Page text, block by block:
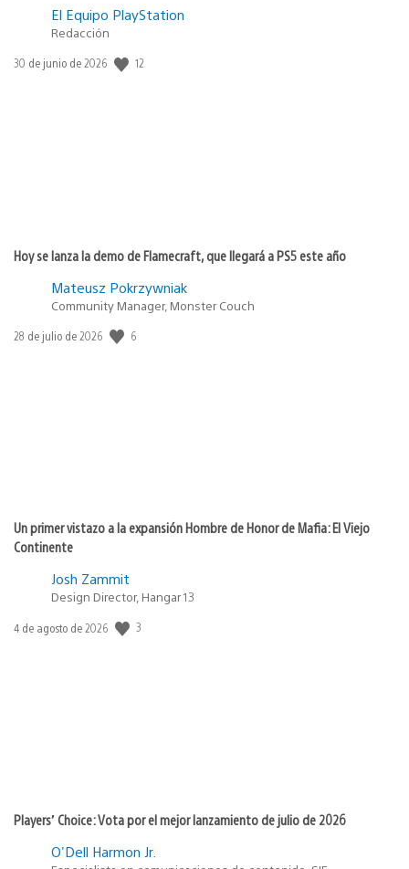
El Equipo PlayStation
Redacción
Fecha
30 de junio de 2026 12
Hoy se lanza la demo de Flamecraft, que llegará a PS5 este año
Mateusz Pokrzywniak
Community Manager, Monster Couch
Fecha
28 de julio de 2026 6
Un primer vistazo a la expansión Hombre de Honor de Mafia: El Viejo
Continente
Josh Zammit
Design Director, Hangar 13
Fecha
4 de agosto de 2026 3
Players’ Choice: Vota por el mejor lanzamiento de julio de 2026
O'Dell Harmon Jr.